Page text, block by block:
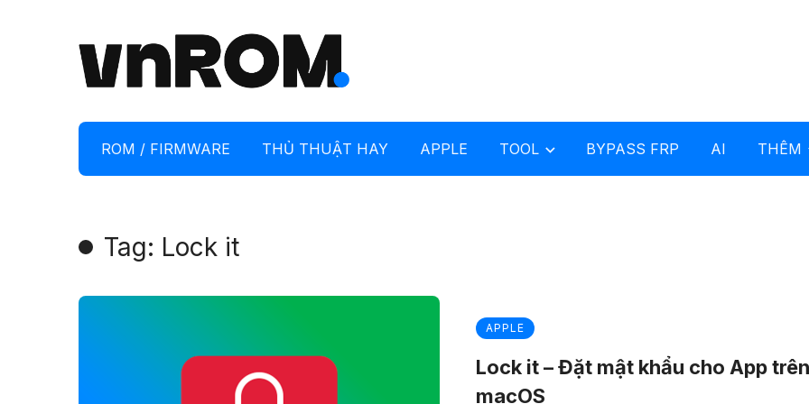
ROM / FIRMWARE THỦ THUẬT HAY APPLE TOOL BYPASS FRP AI THÊM
Tag: Lock it
APPLE
Lock it – Đặt mật khẩu cho App trên
macOS